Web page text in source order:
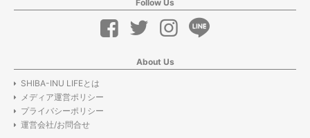
Follow Us
About Us
SHIBA-INU LIFEとは
メディア運営ポリシー
プライバシーポリシー
運営会社/お問合せ